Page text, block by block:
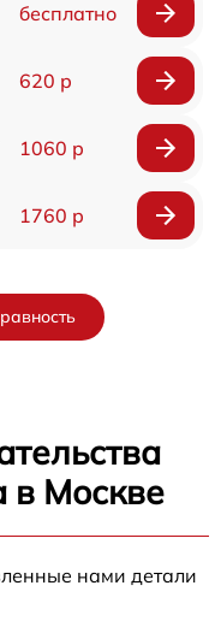
бесплатно
620 р
1060 р
1760 р
в Москве
нами детали